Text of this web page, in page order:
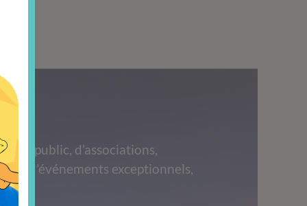
public, d’associations,
d’événements exceptionnels,